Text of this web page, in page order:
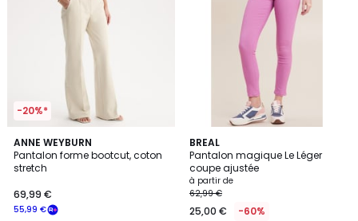
-20%*
ANNE WEYBURN
Pantalon forme bootcut, coton
stretch
55,99 €
69,99 €
4,6
/ 5
2
Couleurs
BREAL
Pantalon magique Le Léger
coupe ajustée
à partir de
62,99 €
25,00 € -60%
4,8
/ 5
11
Couleurs